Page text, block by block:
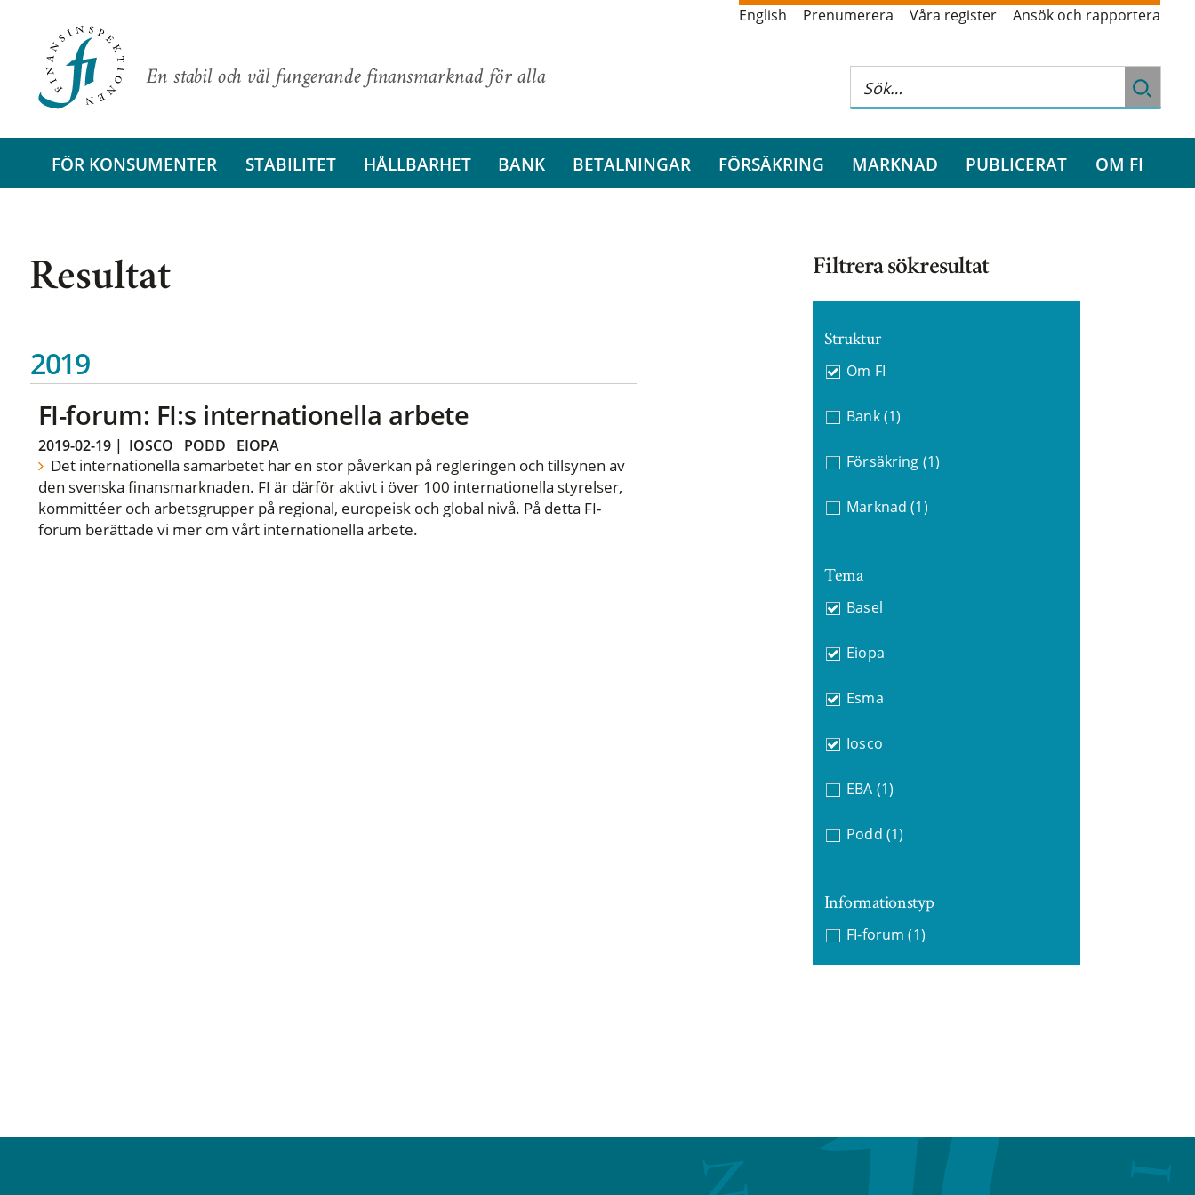
En stabil och väl fungerande finansmarknad för alla
English Prenumerera Våra register Ansök och rapportera
FÖR KONSUMENTER STABILITET HÅLLBARHET BANK BETALNINGAR FÖRSÄKRING MARKNAD PUBLICERAT OM FI
Resultat
2019
FI-forum: FI:s internationella arbete
2019-02-19| IOSCO PODD EIOPA
Det internationella samarbetet har en stor påverkan på regleringen och tillsynen av
den svenska finansmarknaden. FI är därför aktivt i över 100 internationella styrelser,
kommittéer och arbetsgrupper på regional, europeisk och global nivå. På detta FI-
forum berättade vi mer om vårt internationella arbete.
Filtrera sökresultat
Struktur
Om FI
Bank (1)
Försäkring (1)
Marknad (1)
Tema
Basel
Eiopa
Esma
Iosco
EBA (1)
Podd (1)
Informationstyp
FI-forum (1)